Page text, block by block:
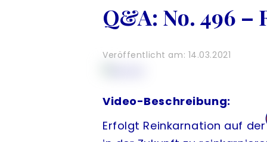
HILFE & SUPPORT
COMMUNITY
Q&A: No. 496
Veröffentlicht am: 14.03.2021
Video-Beschreibung:
Erfolgt Reinkarnation auf